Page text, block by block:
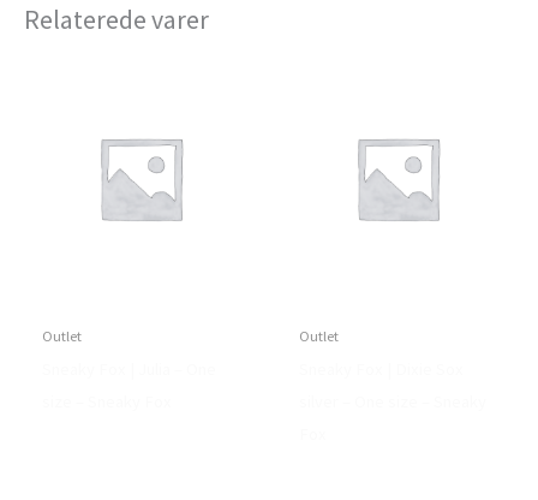
Relaterede varer
Outlet Outlet